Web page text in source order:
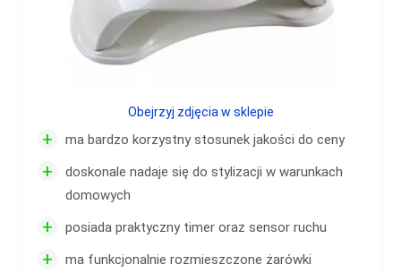
+ ma bardzo korzystny stosunek jakości do ceny
+
doskonale nadaje się do stylizacji w warunkach
domowych
+ posiada praktyczny timer oraz sensor ruchu
+ ma funkcjonalnie rozmieszczone żarówki
Obejrzyj zdjęcia w sklepie